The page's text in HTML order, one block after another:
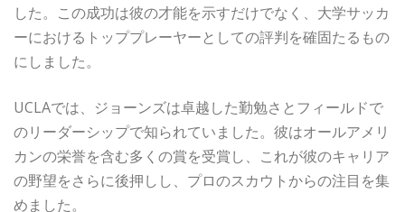
した。この成功は彼の才能を示すだけでなく、大学サッカ
ーにおけるトッププレーヤーとしての評判を確固たるもの
にしました。
UCLAでは、ジョーンズは卓越した勤勉さとフィールドで
のリーダーシップで知られていました。彼はオールアメリ
カンの栄誉を含む多くの賞を受賞し、これが彼のキャリア
の野望をさらに後押しし、プロのスカウトからの注目を集
めました。